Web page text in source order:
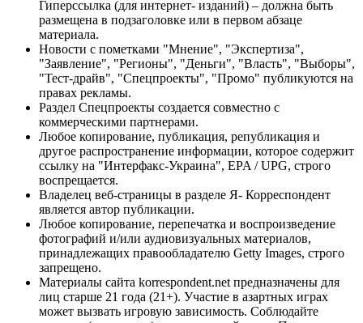
Гиперссылка (для интернет- изданий) – должна быть
размещена в подзаголовке или в первом абзаце
материала.
Новости с пометками "Мнение", "Экспертиза",
"Заявление", "Регионы", "Деньги", "Власть", "Выборы",
"Тест-драйв", "Спецпроекты", "Промо" публикуются на
правах рекламы.
Раздел Спецпроекты создается совместно с
коммерческими партнерами.
Любое копирование, публикация, републикация и
другое распространение информации, которое содержит
ссылку на "Интерфакс-Украина", EPA / UPG, строго
воспрещается.
Владелец веб-страницы в разделе Я- Корреспондент
является автор публикации.
Любое копирование, перепечатка и воспроизведение
фотографий и/или аудиовизуальных материалов,
принадлежащих правообладателю Getty Images, строго
запрещено.
Материалы сайта korrespondent.net предназначены для
лиц старше 21 года (21+). Участие в азартных играх
может вызвать игровую зависимость. Соблюдайте